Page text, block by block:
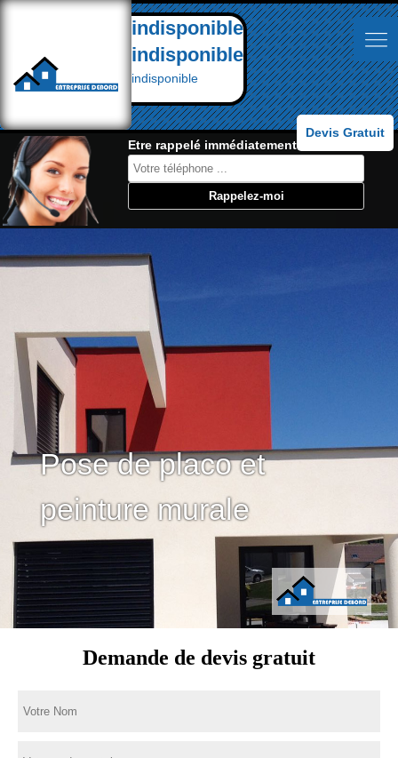
indisponible
indisponible
indisponible
Devis Gratuit
Etre rappelé immédiatement:
Pose de placo et
peinture murale
Demande de devis gratuit